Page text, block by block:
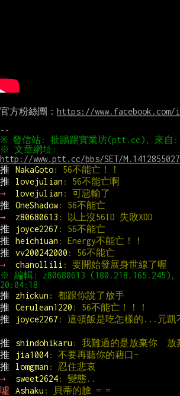
官方粉絲團： https://
http://www.ptt.cc/bbs/SET/
推
NakaGoto: 56不能亡！！
推
lovejulian : 56不能亡啊
→
lovejulian : 可惡輸了
推
OneShadow: 56不能亡
→
z80680613 : 以上沒56ID 失敗XDD
推
joyce2267 : 56不能亡
推
heichiuan : Energy不能亡！！
推
vv200242000 : 56不能亡
→
chanollili : 要開始發展身世線了喔
※ 編輯: z80680613 (180.218.165.245),
推
zhickun : 都跟你說了放手
推
Cerulean1220 : 56不能亡！！！
推
joyce2267 : 這頓飯是吃怎樣的...元凱
推 shindohikaru : 我難過的是放棄你  放
推
jia1004: 不要再聽你的藉口~
推
lomgman : 忍住悲哀
→
sweet2624: 變態..
噓
Ashaku : 貝蒂的臉 = =